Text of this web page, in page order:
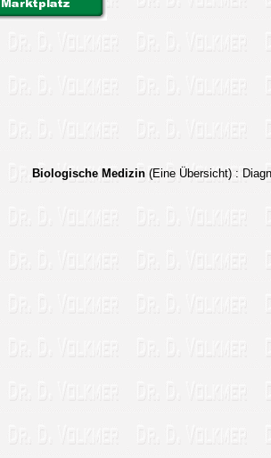
Biologische Medizin (Eine Übersicht) :